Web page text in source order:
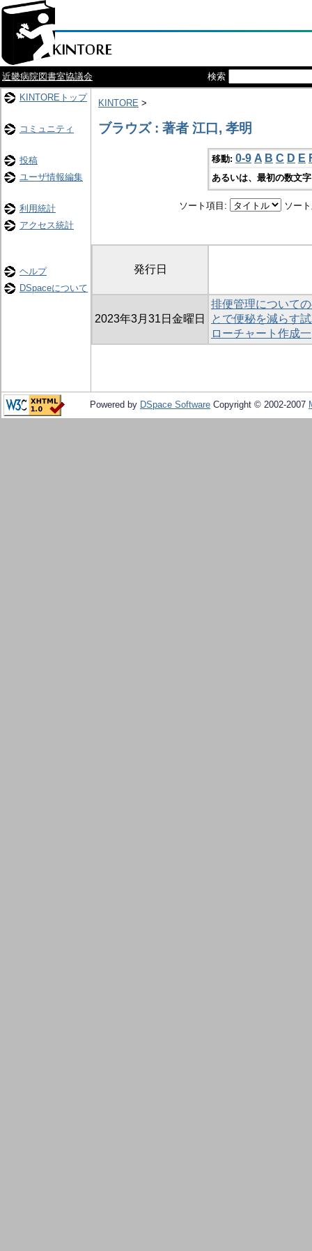
近畿病院図書室協議会
検索
KINTOREトップ
コミュニティ
投稿
ユーザ情報編集
利用統計
アクセス統計
ヘルプ
DSpaceについて
KINTORE >
ブラウズ : 著者 江口, 孝明
移動: 0-9 A B C D E
あるいは、最初の数文
ソート項目: ソー
発行日
2023年3月31日金曜日
排便管理について
とで便秘を減らす
ローチャート作成一
Powered by DSpace Software Copyright © 2002-2007